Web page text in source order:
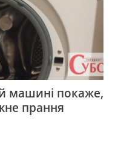
машині покаже,
прання